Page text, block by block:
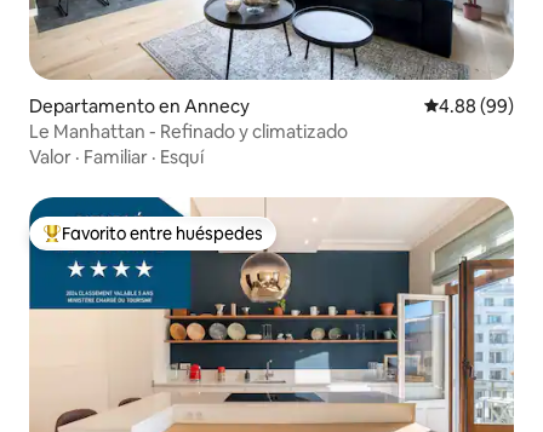
Departamento en Annecy Calificación
4.88 (99)
Le Manhattan - Refinado y climatizado
Valor · Familiar · Esquí
De los mejores en Favorito entre huéspedes
Favorito entre huéspedes